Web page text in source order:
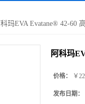
科玛EVA Evatane® 42-60
阿科玛
价格： ￥
发布日期：